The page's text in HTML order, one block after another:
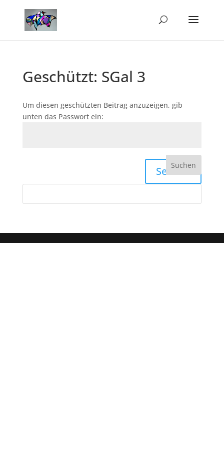
Geschützt: SGal 3
Um diesen geschützten Beitrag anzuzeigen, gib
unten das Passwort ein:
Senden